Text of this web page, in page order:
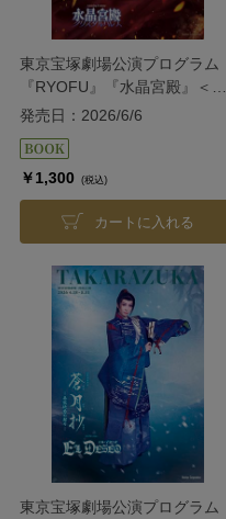
東京宝塚劇場公演プログラム
『RYOFU』『水晶宮殿』＜月
組＞
発売日：2026/6/6
￥1,300 (税込)
カートに入れる
東京宝塚劇場公演プログラム